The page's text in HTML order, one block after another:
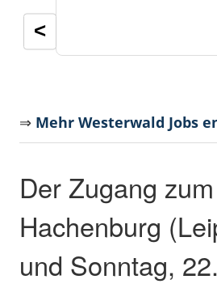
<
⇒ Mehr Westerwald Jobs
Der Zugang
Hachenburg
und Sonntag,